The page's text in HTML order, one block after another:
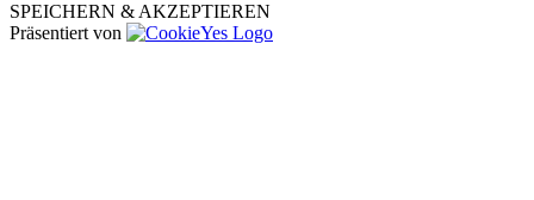
SPEICHERN & AKZEPTIEREN
Präsentiert von